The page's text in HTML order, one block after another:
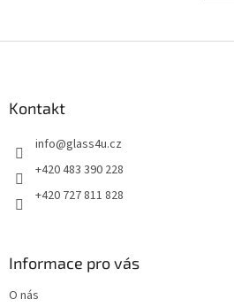
Kontakt
info@glass4u.cz
+420 483 390 228
+420 727 811 828
Informace pro vás
O nás